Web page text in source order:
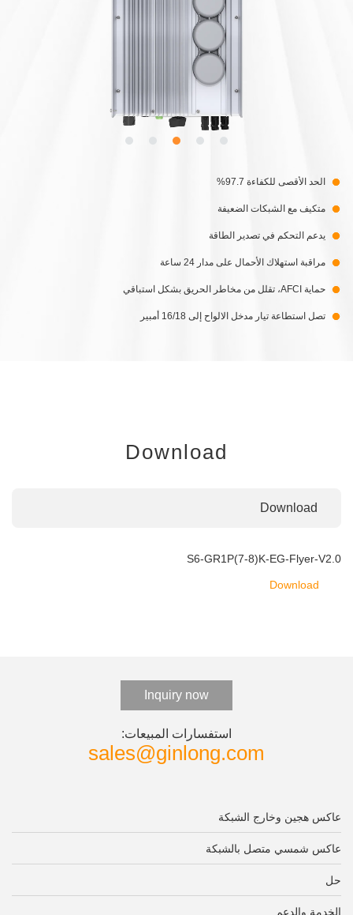
الحد الأقصى للكفاءة 97.7%
متكيف مع الشبكات الضعيفة
يدعم التحكم في تصدير الطاقة
مراقبة استهلاك الأحمال على مدار 24 ساعة
حماية AFCI، تقلل من مخاطر الحريق بشكل استباقي
تصل استطاعة تيار مدخل الالواح إلى 16/18 أمبير
Download
Download
S6-GR1P(7-8)K-EG-Flyer-V2.0
Download
Inquiry now
استفسارات المبيعات:
sales@ginlong.com
عاكس هجين وخارج الشبكة
عاكس شمسي متصل بالشبكة
حل
الخدمة والدعم